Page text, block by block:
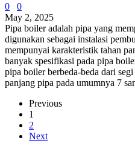
0
0
May 2, 2025
Pipa boiler adalah pipa yang
digunakan sebagai instalasi
mempunyai karakteristik tahan
banyak spesifikasi pada pipa
pipa boiler berbeda-beda dari
panjang pipa pada umumnya 7
Previous
1
2
Next